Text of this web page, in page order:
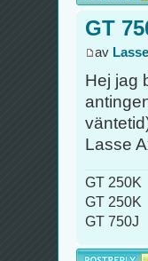
GT
av
Hej jag
Lasse
GT 250K
GT 250K
GT 750J
Besvara